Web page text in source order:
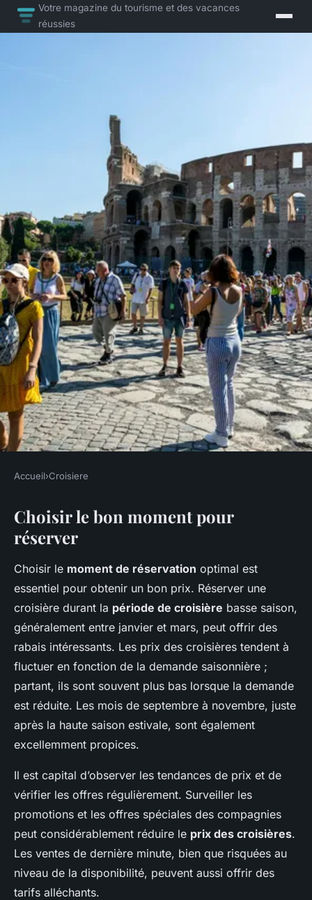
Votre magazine du tourisme et des vacances
réussies
Les astuces pour économiser
sur une croisière
Isaac•4 mars 2025•6 min de lecture
Accueil›Croisiere
Choisir le bon moment pour
réserver
Choisir le moment de réservation optimal est
essentiel pour obtenir un bon prix. Réserver une
croisière durant la période de croisière basse saison,
généralement entre janvier et mars, peut offrir des
rabais intéressants. Les prix des croisières tendent à
fluctuer en fonction de la demande saisonnière ;
partant, ils sont souvent plus bas lorsque la demande
est réduite. Les mois de septembre à novembre, juste
après la haute saison estivale, sont également
excellemment propices.
Il est capital d’observer les tendances de prix et de
vérifier les offres régulièrement. Surveiller les
promotions et les offres spéciales des compagnies
peut considérablement réduire le prix des croisières.
Les ventes de dernière minute, bien que risquées au
niveau de la disponibilité, peuvent aussi offrir des
tarifs alléchants.